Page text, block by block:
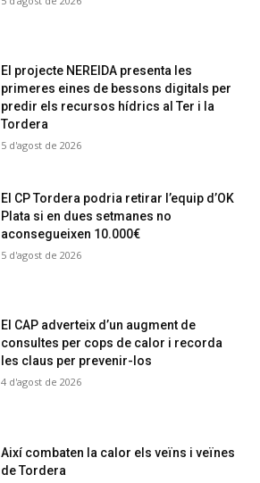
El projecte NEREIDA presenta les
primeres eines de bessons digitals per
predir els recursos hídrics al Ter i la
Tordera
5 d'agost de 2026
El CP Tordera podria retirar l’equip d’OK
Plata si en dues setmanes no
aconsegueixen 10.000€
5 d'agost de 2026
El CAP adverteix d’un augment de
consultes per cops de calor i recorda
les claus per prevenir-los
4 d'agost de 2026
Així combaten la calor els veïns i veïnes
de Tordera